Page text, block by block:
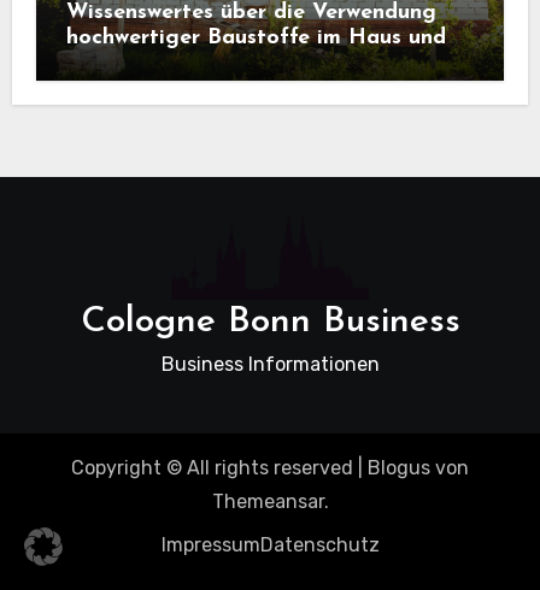
Wissenswertes über die Verwendung
hochwertiger Baustoffe im Haus und
beim Hausbau
Cologne Bonn Business
Business Informationen
Copyright © All rights reserved Blogus von
Themeansar.
ImpressumDatenschutz